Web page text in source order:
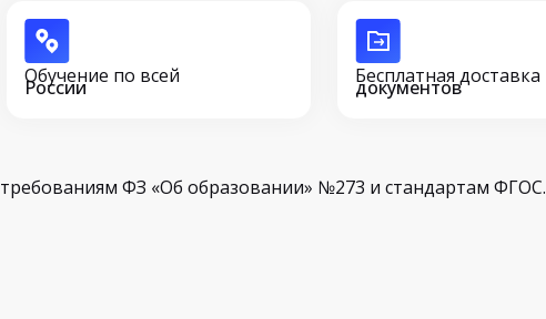
Обучение по всей
России Бесплатная доставка
документов
ФЗ «Об образовании» №273 и стандартам ФГОС.